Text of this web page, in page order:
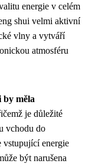
energie v celém
shui velmi aktivní
vlny a vytváří
atmosféru
by měla
je důležité
vchodu do
vstupující energie
být narušena